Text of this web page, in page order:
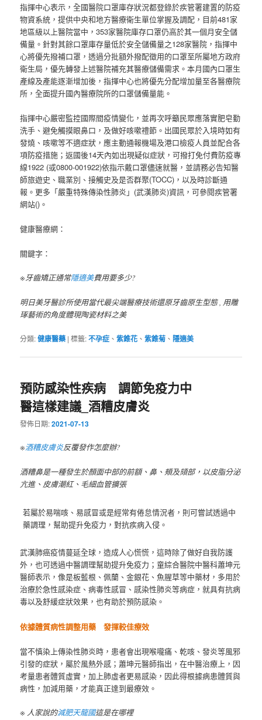
指揮中心表示，全國醫院口罩庫存狀況都登錄於疾管署建置的防疫
物資系統，提供中央和地方醫療衛生單位掌握及調配，目前481家
地區級以上醫院當中，353家醫院庫存口罩仍高於其一個月安全儲
備量。針對其餘口罩庫存量低於安全儲備量之128家醫院，指揮中
心將優先撥補口罩，透過分批額外撥配徵用的口罩至所屬地方政府
衛生局，優先轉發上述醫院補充其醫療儲備需求。本月國內口罩生
產線及產能逐漸增加後，指揮中心也將優先分配增加量至各醫療院
所，全面提升國內醫療院所的口罩儲備量能。
指揮中心嚴密監控國際間疫情變化，並再次呼籲民眾應落實肥皂勤
洗手、避免觸摸眼鼻口，及做好咳嗽禮節。出國民眾於入境時如有
發燒、咳嗽等不適症狀，應主動通報機場及港口檢疫人員並配合各
項防疫措施；返國後14天內如出現疑似症狀，可撥打免付費防疫專
線1922 (或0800-001922)依指示戴口罩儘速就醫，並請務必告知醫
師旅遊史、職業別、接觸史及是否群聚(TOCC)，以及時診斷通
報。更多「嚴重特殊傳染性肺炎」(武漢肺炎)資訊，可參閱疾管署
網站()。
健康醫療網：
關鍵字：
※牙齒矯正通常隱適美費用要多少?
明日美牙醫診所使用當代最尖端醫療技術還原牙齒原生型態 , 用雕
琢藝術的角度體現陶瓷材料之美
分類:健康醫藥 |標籤:不孕症 、紫錐花 、紫錐菊 、 隱適美
預防感染性疾病 調節免疫力中
醫這樣建議_酒糟皮膚炎
發佈日期:2021-07-13
※酒糟皮膚炎反覆發作怎麼辦?
酒糟鼻是一種發生於顏面中部的前額、鼻、頰及頦部，以皮脂分泌
亢進、皮膚潮紅、毛細血管擴張
若屬於易喘咳、易感冒或是經常有倦怠情況者，則可嘗試透過中
藥調理，幫助提升免疫力，對抗疾病入侵。
武漢肺癌疫情蔓延全球，造成人心慌慌，這時除了做好自我防護
外，也可透過中醫調理幫助提升免疫力；童綜合醫院中醫科蕭坤元
醫師表示，像是板藍根、佩蘭、金銀花、魚腥草等中藥材，多用於
治療於急性感染症、病毒性感冒、感染性肺炎等病症，就具有抗病
毒以及舒緩症狀效果，也有助於預防感染。
依據體質病性調整用藥 發揮較佳療效
當不慎染上傳染性肺炎時，患者會出現喉嚨痛、乾咳、發炎等風邪
引發的症狀，屬於風熱外感；蕭坤元醫師指出，在中醫治療上，因
考量患者體質虛實，加上肺虛者更易感染，因此得根據病患體質與
病性，加減用藥，才能真正達到最療效。
※ 人家說的減肥天龍國這是在哪裡